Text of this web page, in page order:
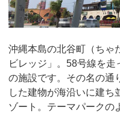
沖縄本島の北谷町（ちゃ
ビレッジ」。58号線を
の施設です。その名の通
した建物が海沿いに建ち
ゾート。テーマパークの